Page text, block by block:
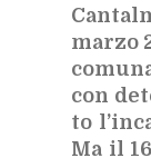
mar­zo
con
to
Ma il